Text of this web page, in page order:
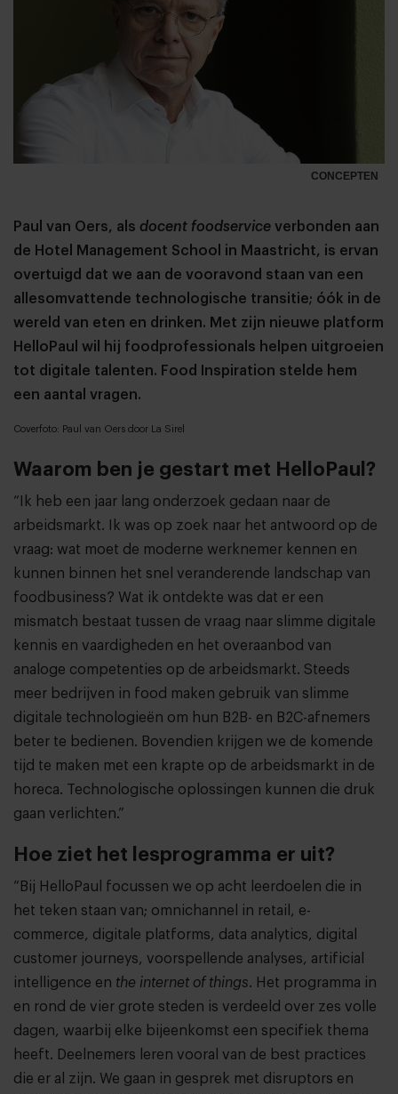
CONCEPTEN
Paul van Oers, als docent foodservice verbonden aan
de Hotel Management School in Maastricht, is ervan
overtuigd dat we aan de vooravond staan van een
allesomvattende technologische transitie; óók in de
wereld van eten en drinken. Met zijn nieuwe platform
HelloPaul wil hij foodprofessionals helpen uitgroeien
tot digitale talenten. Food Inspiration stelde hem
een aantal vragen.
Coverfoto: Paul van Oers door La Sirel
Waarom ben je gestart met HelloPaul?
“Ik heb een jaar lang onderzoek gedaan naar de
arbeidsmarkt. Ik was op zoek naar het antwoord op de
vraag: wat moet de moderne werknemer kennen en
kunnen binnen het snel veranderende landschap van
foodbusiness? Wat ik ontdekte was dat er een
mismatch bestaat tussen de vraag naar slimme digitale
kennis en vaardigheden en het overaanbod van
analoge competenties op de arbeidsmarkt. Steeds
meer bedrijven in food maken gebruik van slimme
digitale technologieën om hun B2B- en B2C-afnemers
beter te bedienen. Bovendien krijgen we de komende
tijd te maken met een krapte op de arbeidsmarkt in de
horeca. Technologische oplossingen kunnen die druk
gaan verlichten.”
Hoe ziet het lesprogramma er uit?
“Bij HelloPaul focussen we op acht leerdoelen die in
het teken staan van; omnichannel in retail, e-
commerce, digitale platforms, data analytics, digital
customer journeys, voorspellende analyses, artificial
intelligence en the internet of things. Het programma in
en rond de vier grote steden is verdeeld over zes volle
dagen, waarbij elke bijeenkomst een specifiek thema
heeft. Deelnemers leren vooral van de best practices
die er al zijn. We gaan in gesprek met disruptors en